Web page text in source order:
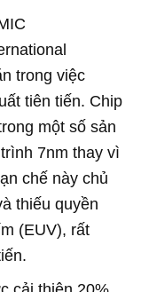
trong việc
tiên tiến. Chip
một số sản
7nm thay vì
chế này chủ
thiếu quyền
(EUV), rất